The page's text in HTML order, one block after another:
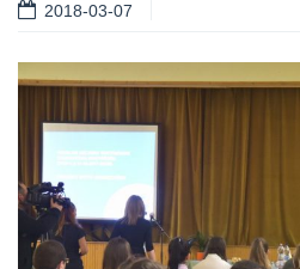
2018-03-07